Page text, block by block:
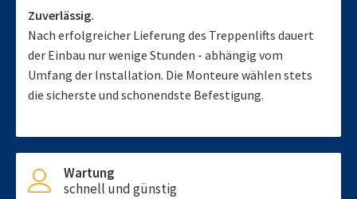
Zuverlässig.
Nach erfolgreicher Lieferung des Treppenlifts dauert
der Einbau nur wenige Stunden - abhängig vom
Umfang der Installation. Die Monteure wählen stets
die sicherste und schonendste Befestigung.
Wartung
schnell und günstig